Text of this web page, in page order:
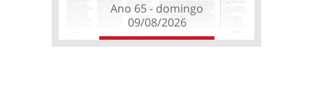
Ano 65 - domingo
09/08/2026